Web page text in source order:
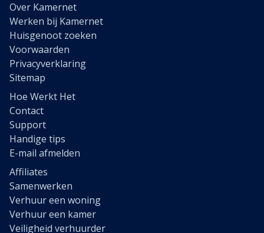
Over Kamernet
Werken bij Kamernet
Huisgenoot zoeken
Voorwaarden
Privacyverklaring
Sitemap
Hoe Werkt Het
Contact
Support
Handige tips
E-mail afmelden
Affiliates
Samenwerken
Verhuur een woning
Verhuur een kamer
Veiligheid verhuurder